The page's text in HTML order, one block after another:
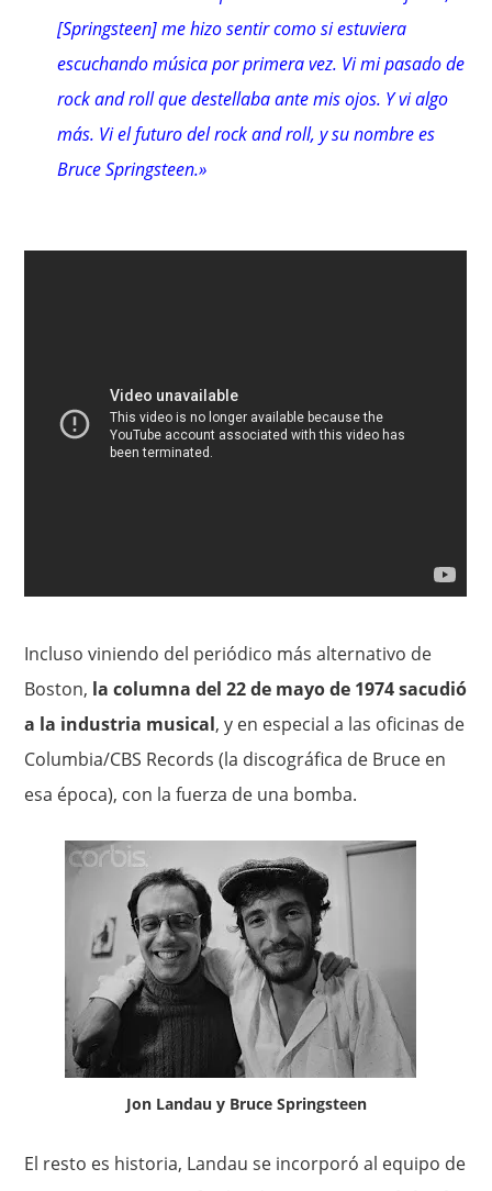
[Springsteen] me hizo sentir como si estuviera
escuchando música por primera vez. Vi mi pasado de
rock and roll que destellaba ante mis ojos. Y vi algo
más. Vi el futuro del rock and roll, y su nombre es
Bruce Springsteen.»
Incluso viniendo del periódico más alternativo de
Boston, la columna del 22 de mayo de 1974 sacudió
a la industria musical, y en especial a las oficinas de
Columbia/CBS Records (la discográfica de Bruce en
esa época), con la fuerza de una bomba.
Jon Landau y Bruce Springsteen
El resto es historia, Landau se incorporó al equipo de